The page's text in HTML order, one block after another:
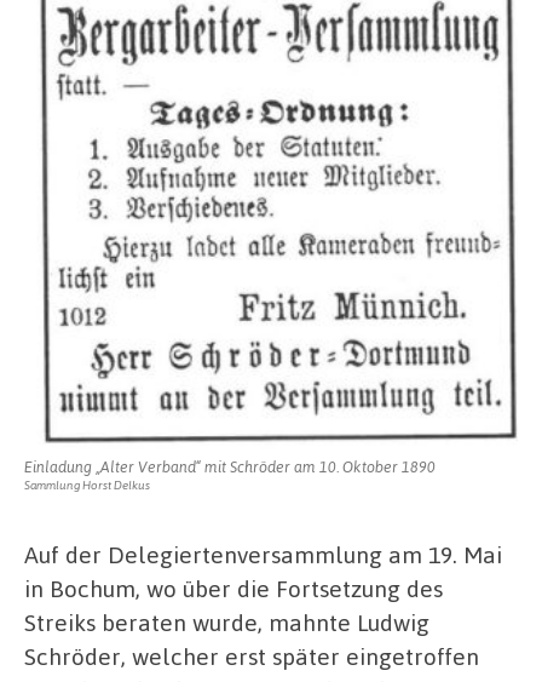
Einladung „Alter Verband“ mit Schröder am 10. Oktober 1890
Sammlung Horst Delkus
Auf der Delegiertenversammlung am 19. Mai
in Bochum, wo über die Fortsetzung des
Streiks beraten wurde, mahnte Ludwig
Schröder, welcher erst später eingetroffen